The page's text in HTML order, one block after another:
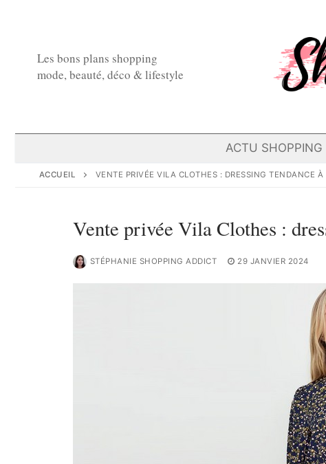
Les bons plans shopping
mode, beauté, déco & lifestyle
ACTU SHOPPING
ACCUEIL VENTE PRIVÉE VILA CLOTHES : DRESSING TENDANCE À
Vente privée Vila Clothes :
STÉPHANIE SHOPPING ADDICT 29 JANVIER 2024